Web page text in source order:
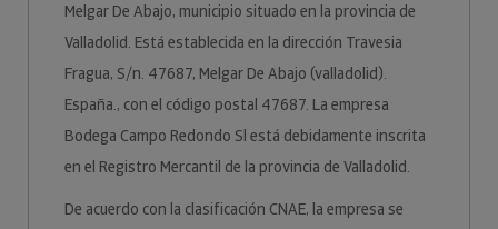
Melgar De Abajo, municipio situado en la provincia de
Valladolid. Está establecida en la dirección Travesia
Fragua, S/n. 47687, Melgar De Abajo (valladolid).
España., con el código postal 47687. La empresa
Bodega Campo Redondo Sl está debidamente inscrita
en el Registro Mercantil de la provincia de Valladolid.
De acuerdo con la clasificación CNAE, la empresa se